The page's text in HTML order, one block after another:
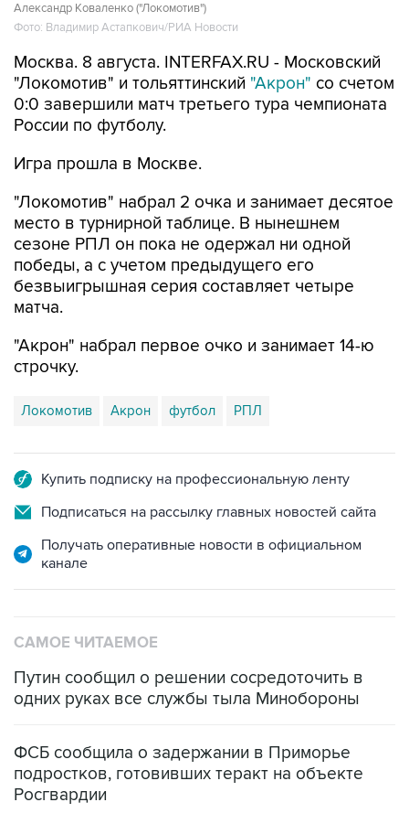
Александр Коваленко ("Локомотив")
Фото: Владимир Астапкович/РИА Новости
Москва. 8 августа. INTERFAX.RU - Московский
"Локомотив" и тольяттинский "Акрон" со счетом
0:0 завершили матч третьего тура чемпионата
России по футболу.
Игра прошла в Москве.
"Локомотив" набрал 2 очка и занимает десятое
место в турнирной таблице. В нынешнем
сезоне РПЛ он пока не одержал ни одной
победы, а с учетом предыдущего его
безвыигрышная серия составляет четыре
матча.
"Акрон" набрал первое очко и занимает 14-ю
строчку.
Локомотив Акрон футбол РПЛ
Купить подписку на профессиональную ленту
Подписаться на рассылку главных новостей сайта
Получать оперативные новости в официальном
канале
САМОЕ ЧИТАЕМОЕ
Путин сообщил о решении сосредоточить в
одних руках все службы тыла Минобороны
ФСБ сообщила о задержании в Приморье
подростков, готовивших теракт на объекте
Росгвардии